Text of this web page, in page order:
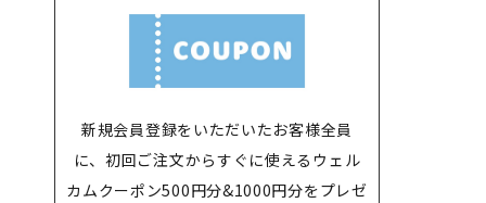
新規会員登録をいただいたお客様全員
に、初回ご注文からすぐに使えるウェル
カムクーポン500円分&1000円分をプレゼ